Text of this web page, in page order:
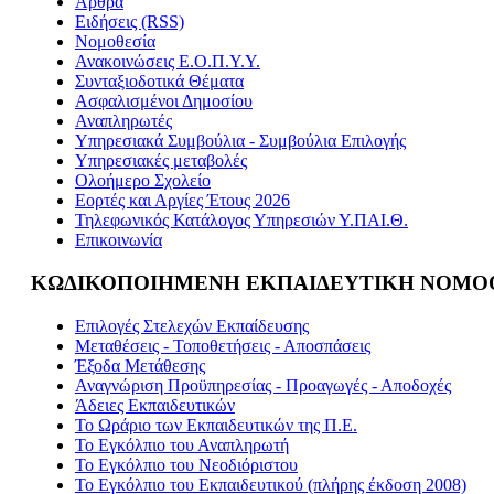
Ειδήσεις (RSS)
Νομοθεσία
Ανακοινώσεις Ε.Ο.Π.Υ.Υ.
Συνταξιοδοτικά Θέματα
Ασφαλισμένοι Δημοσίου
Αναπληρωτές
Υπηρεσιακά Συμβούλια - Συμβούλια Επιλογής
Υπηρεσιακές μεταβολές
Ολοήμερο Σχολείο
Εορτές και Αργίες Έτους 2026
Τηλεφωνικός Κατάλογος Υπηρεσιών Υ.ΠΑΙ.Θ.
Επικοινωνία
ΚΩΔΙΚΟΠΟΙΗΜΕΝΗ ΕΚΠΑΙΔΕΥΤΙΚΗ
Επιλογές Στελεχών Εκπαίδευσης
Μεταθέσεις - Τοποθετήσεις - Αποσπάσεις
Έξοδα Μετάθεσης
Αναγνώριση Προϋπηρεσίας - Προαγωγές - Αποδοχές
Άδειες Εκπαιδευτικών
Το Ωράριο των Εκπαιδευτικών της Π.Ε.
Το Εγκόλπιο του Αναπληρωτή
Το Εγκόλπιο του Νεοδιόριστου
Το Εγκόλπιο του Εκπαιδευτικού (πλήρης έκδοση 2008)